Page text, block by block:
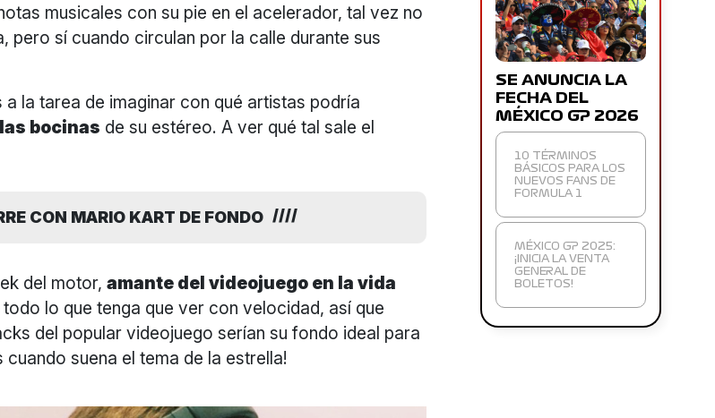
musicales con su pie en el acelerador, tal vez no
pero sí cuando circulan por la calle durante sus
la tarea de imaginar con qué artistas podría
bocinas de su estéreo. A ver qué tal sale el
CON MARIO KART DE FONDO
del motor,amante del videojuego en la vida
lo que tenga que ver con velocidad, así que
del popular videojuego serían su fondo ideal para
suena el tema de la estrella!
SE ANUNCIA LA
FECHA DEL
MÉXICO GP 2026
10 TÉRMINOS
BÁSICOS PARA LOS
NUEVOS FANS DE
FORMULA 1
MÉXICO GP 2025:
¡INICIA LA VENTA
GENERAL DE
BOLETOS!